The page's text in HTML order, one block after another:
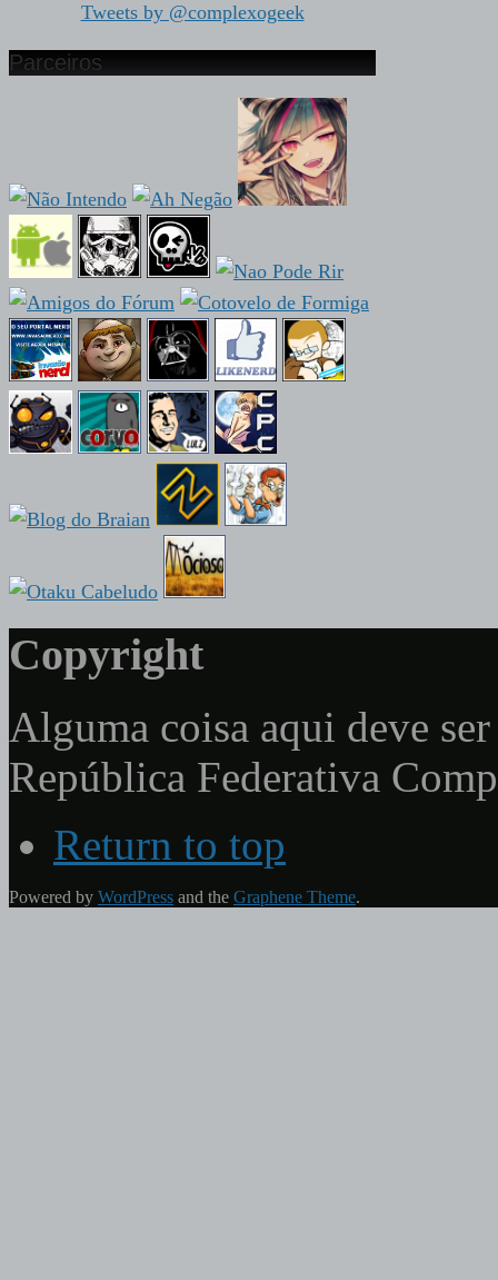
Tweets by @complexogeek
Parceiros
Copyright
Alguma coisa aqui deve
República Federativa
Return to top
Powered by WordPress and the Graphene Theme.